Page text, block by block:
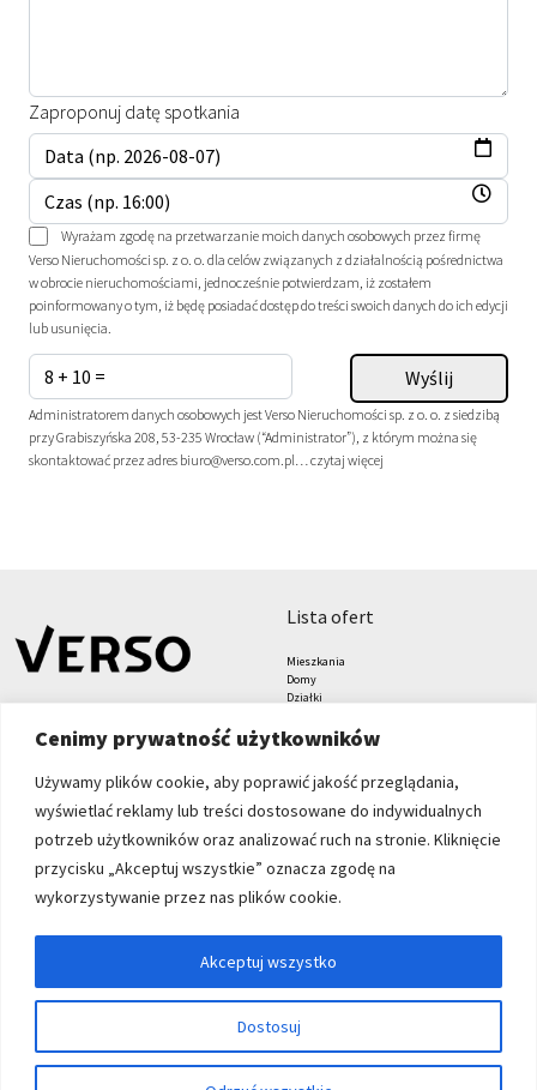
Cenimy prywatność użytkowników
Używamy plików cookie, aby poprawić jakość przeglądania,
wyświetlać reklamy lub treści dostosowane do indywidualnych
potrzeb użytkowników oraz analizować ruch na stronie. Kliknięcie
przycisku „Akceptuj wszystkie” oznacza zgodę na
wykorzystywanie przez nas plików cookie.
Dostosuj
Akceptuj wszystko
Zaproponuj datę spotkania
Wyrażam zgodę na przetwarzanie moich danych osobowych przez firmę
Verso Nieruchomości sp. z o. o. dla celów związanych z działalnością pośrednictwa
w obrocie nieruchomościami, jednocześnie potwierdzam, iż zostałem
poinformowany o tym, iż będę posiadać dostęp do treści swoich danych do ich edycji
lub usunięcia.
Administratorem danych osobowych jest Verso Nieruchomości sp. z o. o. z siedzibą
przy Grabiszyńska 208, 53-235 Wrocław (“Administrator”), z którym można się
skontaktować przez adres biuro@verso.com.pl…czytaj więcej
lista ofert
Mieszkania
Domy
Działki
Biura
znajdziesz nas tu formularze
Zgłoś nieruchomość
Blog
Verso Nieruchomości sp. z
+48 71 71 27 000
Hej! Chętnie Ci pomogę 🙂